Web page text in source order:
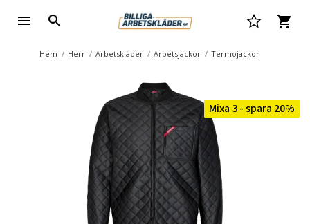
Hem Herr Arbetskläder Arbetsjackor Termojackor
Mixa 3 - spara 20%